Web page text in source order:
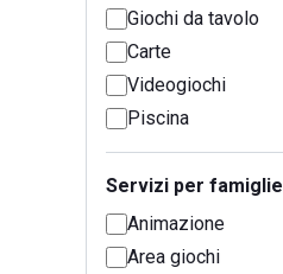
Giochi da tavolo
Carte
Videogiochi
Piscina
Servizi per famiglie
Animazione
Area giochi